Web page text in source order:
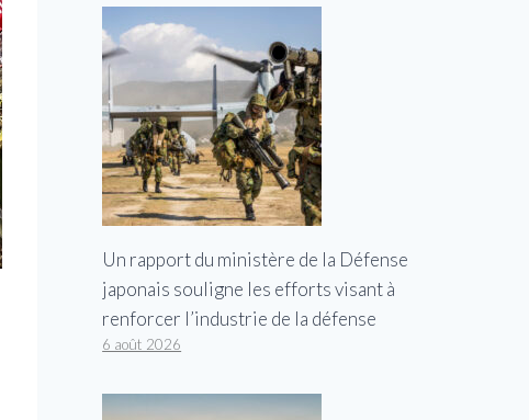
Un rapport du ministère de la Défense
japonais souligne les efforts visant à
renforcer l’industrie de la défense
6 août 2026